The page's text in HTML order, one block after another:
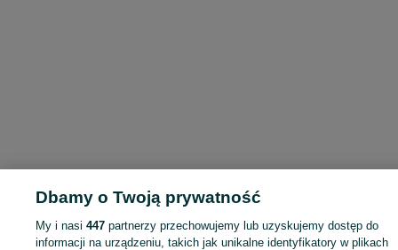
Dbamy o Twoją prywatność
My i nasi447 partnerzy przechowujemy lub uzyskujemy dostęp do
informacji na urządzeniu, takich jak unikalne identyfikatory w plikach